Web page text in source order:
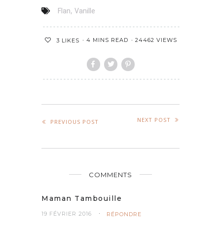
Flan, Vanille
3 LIKES 4 MINS READ 24462 VIEWS
PREVIOUS POST NEXT POST
COMMENTS
Maman Tambouille
19 FÉVRIER 2016 RÉPONDRE